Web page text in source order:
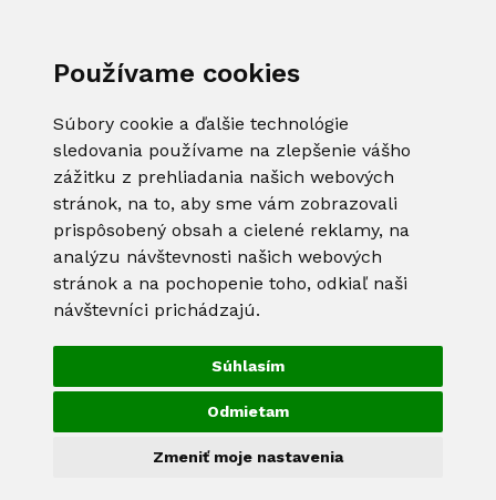
Používame cookies
Súbory cookie a ďalšie technológie
sledovania používame na zlepšenie vášho
zážitku z prehliadania našich webových
stránok, na to, aby sme vám zobrazovali
prispôsobený obsah a cielené reklamy, na
analýzu návštevnosti našich webových
stránok a na pochopenie toho, odkiaľ naši
návštevníci prichádzajú.
Súhlasím
Odmietam
Zmeniť moje nastavenia